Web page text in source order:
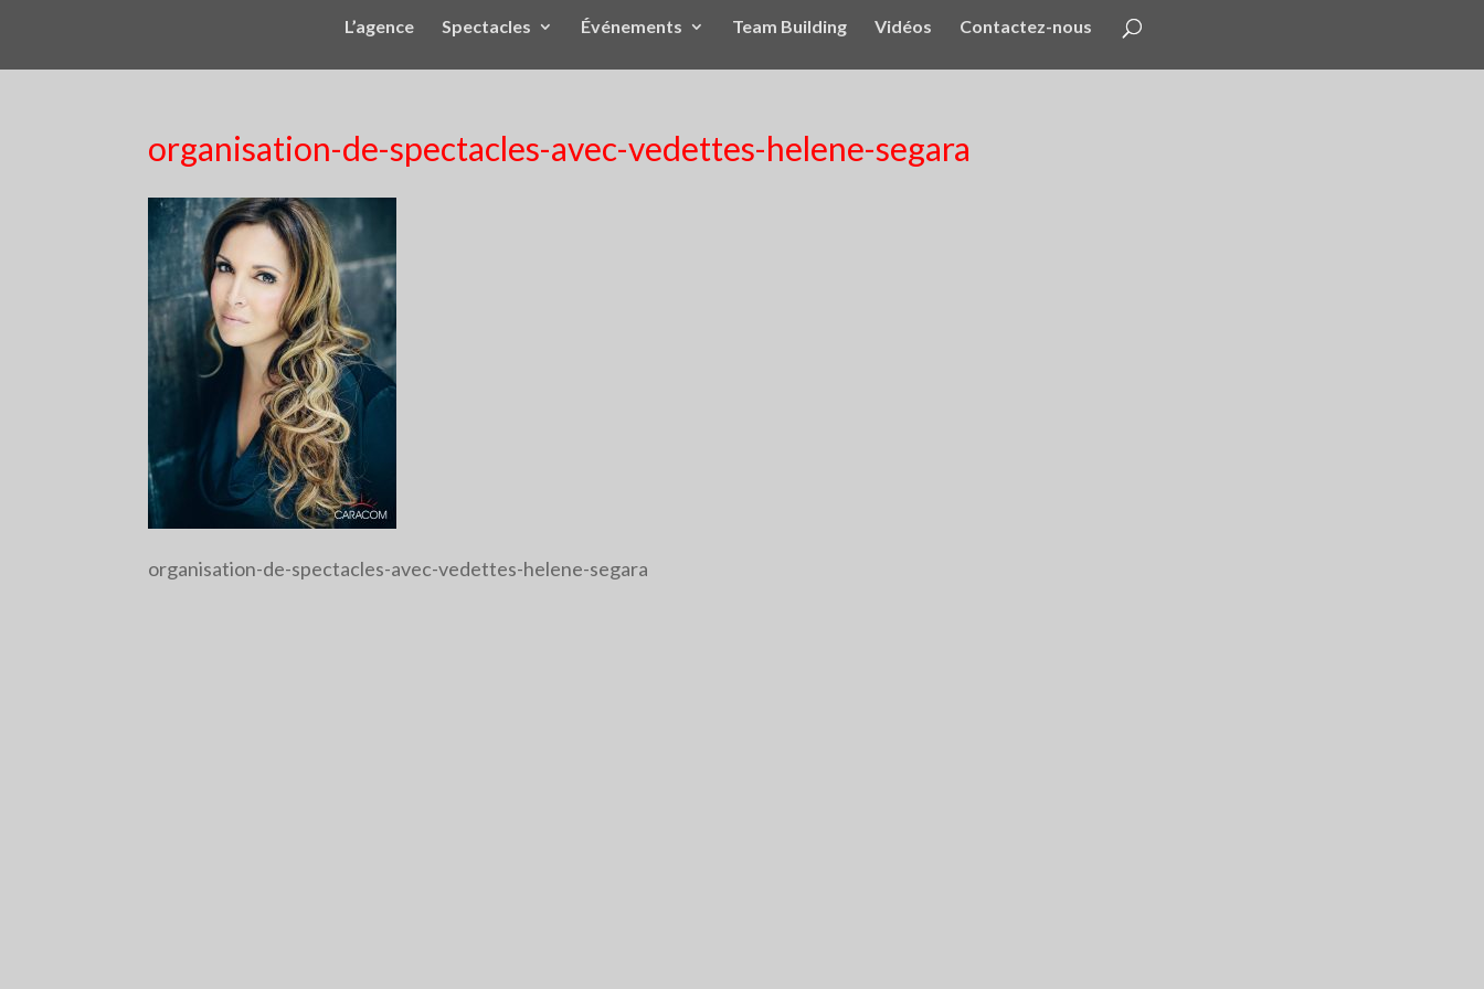
L’agence Spectacles Événements Team Building Vidéos Contactez-nous
organisation-de-spectacles-avec-vedettes-helene-segara
organisation-de-spectacles-avec-vedettes-helene-segara